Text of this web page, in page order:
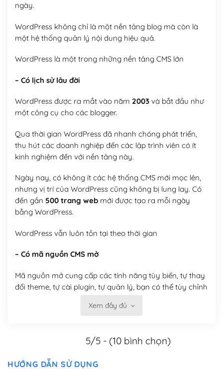
ngày.
WordPress không chỉ là một nền tảng blog mà còn là
một hệ thống quản lý nội dung hiệu quả.
WordPress là một trong những nền tảng CMS lớn
– Có lịch sử lâu đời
WordPress được ra mắt vào năm 2003và bắt đầu như
một công cụ cho các blogger.
Qua thời gian WordPress đã nhanh chóng phát triển,
thu hút các doanh nghiệp đến các lập trình viên có ít
kinh nghiệm đến với nền tảng này.
Ngày nay, có không ít các hệ thống CMS mới mọc lên,
nhưng vị trí của WordPress cũng không bị lung lay. Có
đến gần 500 trang webmới được tạo ra mỗi ngày
bằng WordPress.
WordPress vẫn luôn tồn tại theo thời gian
– Có mã nguồn CMS mở
Mã nguồn mở cung cấp các tính năng tùy biến, tự thay
đổi theme, tự cài plugin, tự quản lý, bạn có thể tùy chỉnh
Có thể tùy biến trên website WordPress
Xem đầy đủ
5/5 - (10 bình chọn)
HƯỚNG DẪN SỬ DỤNG